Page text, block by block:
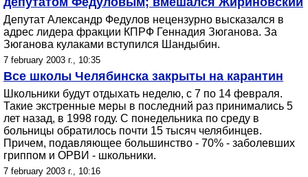
Депутат Александр Федулов нецензурно высказался в
адрес лидера фракции КПРФ Геннадия Зюганова. За
Зюганова кулаками вступился Шандыбин.
7 february 2003 г., 10:35
Все школы Челябинска закрыты на карантин
Школьники будут отдыхать неделю, с 7 по 14 февраля.
Такие экстренные меры в последний раз принимались 5
лет назад, в 1998 году. С понедельника по среду в
больницы обратилось почти 15 тысяч челябинцев.
Причем, подавляющее большинство - 70% - заболевших
гриппом и ОРВИ - школьники.
7 february 2003 г., 10:16